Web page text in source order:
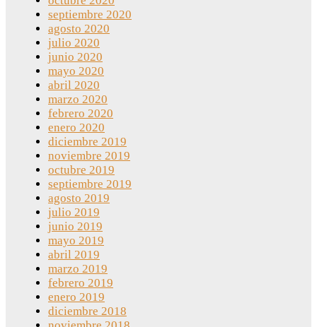
septiembre 2020
agosto 2020
julio 2020
junio 2020
mayo 2020
abril 2020
marzo 2020
febrero 2020
enero 2020
diciembre 2019
noviembre 2019
octubre 2019
septiembre 2019
agosto 2019
julio 2019
junio 2019
mayo 2019
abril 2019
marzo 2019
febrero 2019
enero 2019
diciembre 2018